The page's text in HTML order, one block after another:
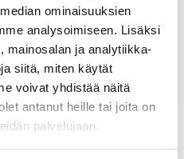
ominaisuuksien
analysoimiseen. Lisäksi
mainosalan ja analytiikka-
siitä, miten käytät
voivat yhdistää näitä
antanut heille tai joita on
palvelujaan.